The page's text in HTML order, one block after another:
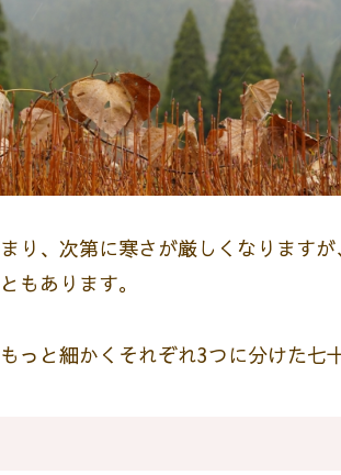
り、次第に寒さが厳しくなります
もあります。
っと細かくそれぞれ3つに分けた七